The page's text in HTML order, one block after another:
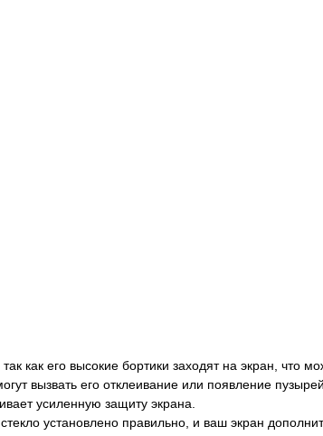
, так как его высокие бортики заходят на экран, что
вызвать его отклеивание или появление
усиленную защиту экрана.
установлено правильно, и ваш экран